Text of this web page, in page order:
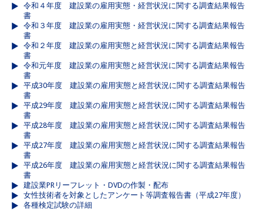
令和４年度 建設業の雇用実態・経営状況に関する調査結果報告
書
令和３年度 建設業の雇用実態・経営状況に関する調査結果報告
書
令和２年度 建設業の雇用実態と経営状況に関する調査結果報告
書
令和元年度 建設業の雇用実態と経営状況に関する調査結果報告
書
平成30年度 建設業の雇用実態と経営状況に関する調査結果報告
書
平成29年度 建設業の雇用実態と経営状況に関する調査結果報告
書
平成28年度 建設業の雇用実態と経営状況に関する調査結果報告
書
平成27年度 建設業の雇用実態と経営状況に関する調査結果報告
書
平成26年度 建設業の雇用実態と経営状況に関する調査結果報告
書
建設業PRリーフレット・DVDの作製・配布
女性技術者を対象としたアンケート等調査報告書（平成27年度）
各種検定試験の詳細